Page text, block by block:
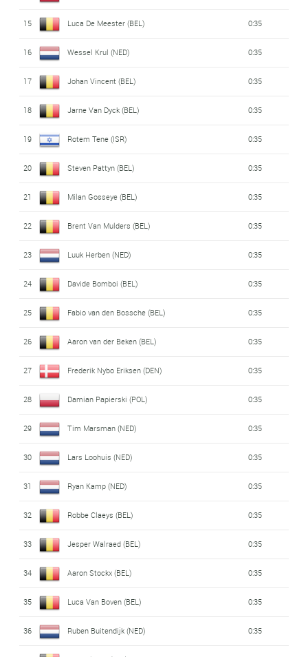
15 Luca De Meester (BEL) 0:35
16 Wessel Krul (NED) 0:35
17 Johan Vincent (BEL) 0:35
18 Jarne Van Dyck (BEL) 0:35
19 Rotem Tene (ISR) 0:35
20 Steven Pattyn (BEL) 0:35
21 Milan Gosseye (BEL) 0:35
22 Brent Van Mulders (BEL) 0:35
23 Luuk Herben (NED) 0:35
24 Davide Bomboi (BEL) 0:35
25 Fabio van den Bossche (BEL) 0:35
26 Aaron van der Beken (BEL) 0:35
27 Frederik Nybo Eriksen (DEN) 0:35
28 Damian Papierski (POL) 0:35
29 Tim Marsman (NED) 0:35
30 Lars Loohuis (NED) 0:35
31 Ryan Kamp (NED) 0:35
32 Robbe Claeys (BEL) 0:35
33 Jesper Walraed (BEL) 0:35
34 Aaron Stockx (BEL) 0:35
35 Luca Van Boven (BEL) 0:35
36 Ruben Buitendijk (NED) 0:35